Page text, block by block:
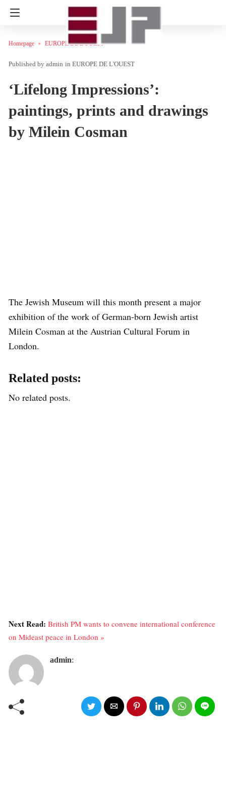
Homepage EUROPE DE L'OUEST
admin in EUROPE DE L'OUEST
‘Lifelong Impressions’:
paintings, prints and drawings
by Milein Cosman
The Jewish Museum will this month present a major
exhibition of the work of German-born Jewish artist
Milein Cosman at the Austrian Cultural Forum in
London.
Related posts:
No related posts.
Next Read: British PM wants to convene international conference
on Mideast peace in London »
admin: